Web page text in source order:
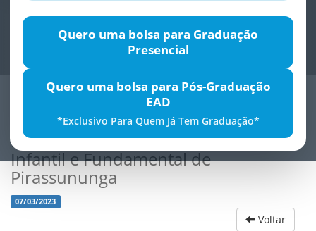
Quero uma bolsa para Graduação
Presencial
Quero uma bolsa para Pós-Graduação
EAD
*Exclusivo Para Quem Já Tem Graduação*
ReuniÃ£o com a DivisÃ£o de Ensino
Infantil e Fundamental de
Pirassununga
07/03/2023
Voltar